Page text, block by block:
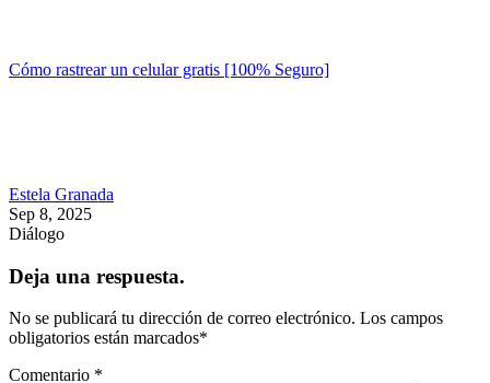
Cómo rastrear un celular gratis [100% Seguro]
Estela Granada
Sep 8, 2025
Diálogo
Deja una respuesta.
No se publicará tu dirección de correo electrónico. Los campos
obligatorios están marcados*
Comentario *